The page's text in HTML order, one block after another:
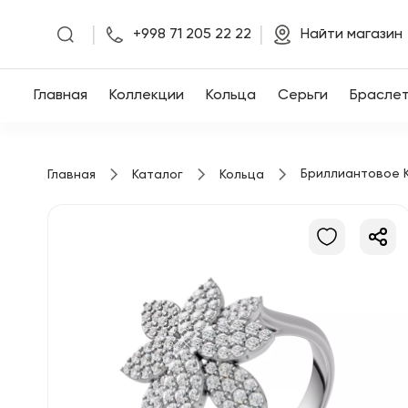
Главная
+998 71 205 22 22 Найти магазин
Главная Коллекции Кольца Серьги
Главная Каталог Кольца Бриллиантовое